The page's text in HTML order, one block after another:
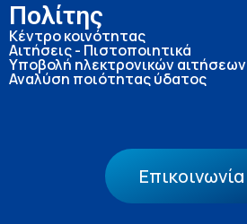
Πολίτης
Κέντρο κοινότητας
Αιτήσεις - Πιστοποιητικά
Υποβολή ηλεκτρονικών αιτήσεων
Αναλύση ποιότητας ύδατος
Επικοινωνία